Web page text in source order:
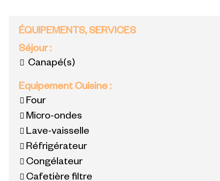
ÉQUIPEMENTS, SERVICES
Séjour:
Canapé(s)
Equipement Cuisine :
Four
Micro-ondes
Lave-vaisselle
Réfrigérateur
Congélateur
Cafetière filtre